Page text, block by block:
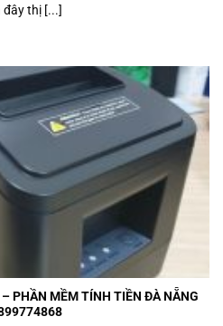
đây thị [...]
PHẦN MỀM TÍNH TIỀN ĐÀ NẴNG